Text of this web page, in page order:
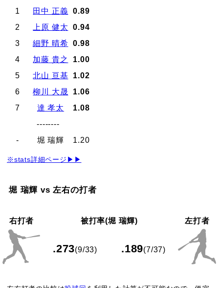
1 田中 正義
0.89
2
上原 健太
0.94
3
細野 晴希
0.98
4
加藤 貴之
1.00
5
北山 亘基
1.02
6
柳川 大晟
1.06
7
達 孝太
1.08
--------
-
堀 瑞輝 1.20
※stats詳細ページ▶▶
堀 瑞輝 vs 左右の打者
右打者 被打率(堀 瑞輝) 左打者
.273(9/33) .189(7/37)